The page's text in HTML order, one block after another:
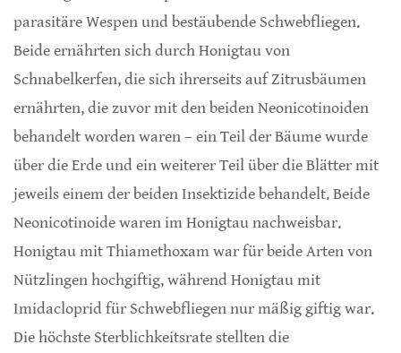
parasitäre Wespen und bestäubende Schwebfliegen.
Beide ernährten sich durch Honigtau von
Schnabelkerfen, die sich ihrerseits auf Zitrusbäumen
ernährten, die zuvor mit den beiden Neonicotinoiden
behandelt worden waren – ein Teil der Bäume wurde
über die Erde und ein weiterer Teil über die Blätter mit
jeweils einem der beiden Insektizide behandelt. Beide
Neonicotinoide waren im Honigtau nachweisbar.
Honigtau mit Thiamethoxam war für beide Arten von
Nützlingen hochgiftig, während Honigtau mit
Imidacloprid für Schwebfliegen nur mäßig giftig war.
Die höchste Sterblichkeitsrate stellten die